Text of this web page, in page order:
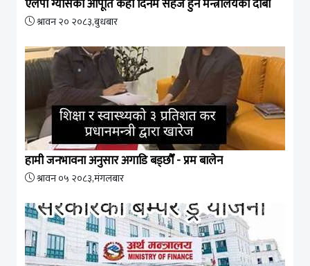
श्रावन २० २०८३,बुधबार
हामी जनभावना अनुसार अगाडि बड्छौँ - प्रम बालेन
श्रावन ०५ २०८३,मंगलबार